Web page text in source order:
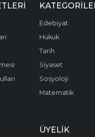
Edebiyat
Hukuk
Tarih
Siyaset
Sosyoloji
Matematik
ÜYELIK